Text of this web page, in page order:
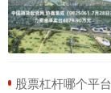
股票杠杆哪个平台好用 自驾